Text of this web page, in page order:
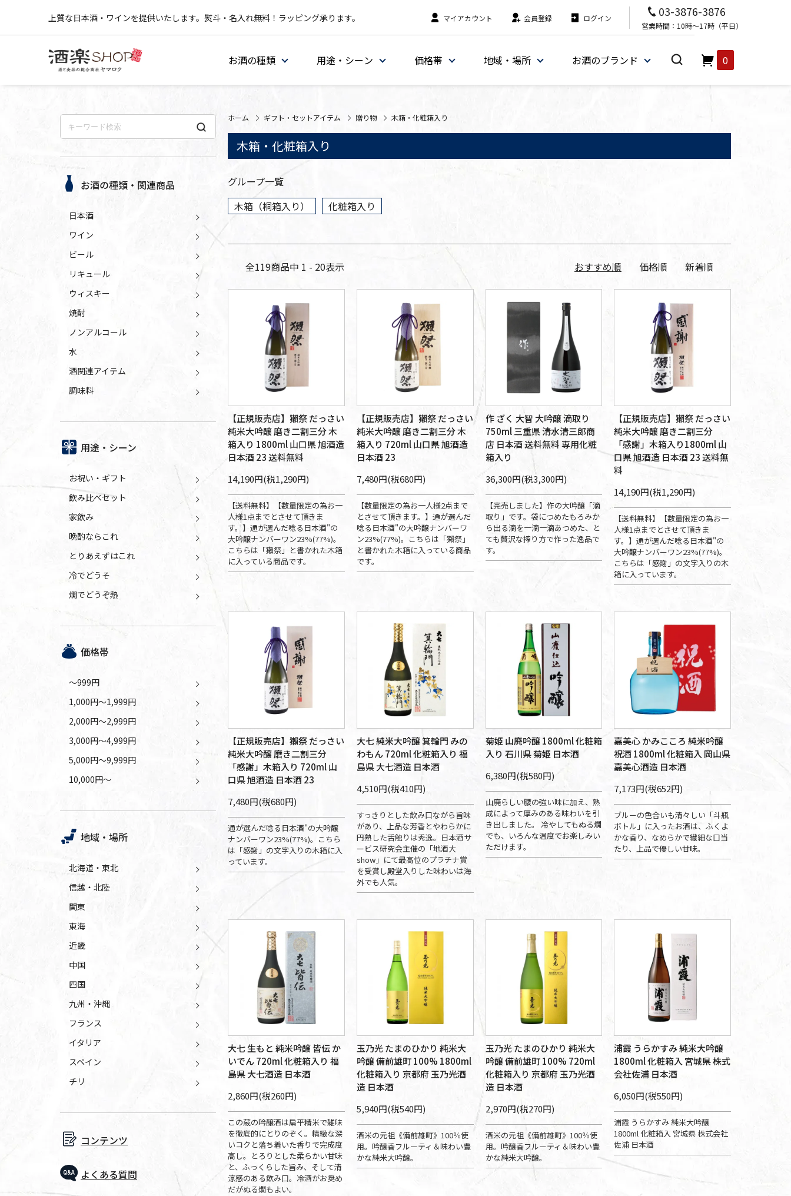
上質な日本酒・ワインを提供いたします。熨斗・名入れ無料！ラッピング承ります。 マイアカウント 会員登録 ログイン 03-3876-3876
営業時間：10時～17時（平日）
お酒の種類 用途・シーン 価格帯 地域・場所 お酒のブランド 0
ホーム ギフト・セットアイテム 贈り物 木箱・化粧箱入り
木箱・化粧箱入り
グループ一覧
木箱（桐箱入り）
化粧箱入り
全119商品中 1 - 20表示 おすすめ順 価格順 新着順
【正規販売店】獺祭 だっさい
純米大吟醸 磨き二割三分 木
箱入り 1800ml 山口県 旭酒造
日本酒 23 送料無料
14,190円(税1,290円)
【送料無料】【数量限定の為お一
人様1点までとさせて頂きま
す。】通が選んだ唸る日本酒"の
大吟醸ナンバーワン23%(77%)。
こちらは「獺祭」と書かれた木箱
に入っている商品です。
【正規販売店】獺祭 だっさい
純米大吟醸 磨き二割三分 木
箱入り 720ml 山口県 旭酒造
日本酒 23
7,480円(税680円)
【数量限定の為お一人様2点まで
とさせて頂きます。】通が選んだ
唸る日本酒"の大吟醸ナンバーワ
ン23%(77%)。こちらは「獺祭」
と書かれた木箱に入っている商品
です。
作 ざく 大智 大吟醸 滴取り
750ml 三重県 清水清三郎商
店 日本酒 送料無料 専用化粧
箱入り
36,300円(税3,300円)
【完売しました】作の大吟醸「滴
取り」です。袋につめたもろみか
ら出る滴を一滴一滴あつめた、と
ても贅沢な搾り方で作った逸品で
す。
【正規販売店】獺祭 だっさい
純米大吟醸 磨き二割三分
「感謝」木箱入り1800ml 山
口県 旭酒造 日本酒 23 送料無
料
14,190円(税1,290円)
【送料無料】【数量限定の為お一
人様1点までとさせて頂きま
す。】通が選んだ唸る日本酒"の
大吟醸ナンバーワン23%(77%)。
こちらは「感謝」の文字入りの木
箱に入っています。
【正規販売店】獺祭 だっさい
純米大吟醸 磨き二割三分
「感謝」木箱入り 720ml 山
口県 旭酒造 日本酒 23
7,480円(税680円)
通が選んだ唸る日本酒"の大吟醸
ナンバーワン23%(77%)。こちら
は「感謝」の文字入りの木箱に入
っています。
大七 純米大吟醸 箕輪門 みの
わもん 720ml 化粧箱入り 福
島県 大七酒造 日本酒
4,510円(税410円)
すっきりとした飲み口ながら旨味
があり、上品な芳香とやわらかに
円熟した舌触りは秀逸。日本酒サ
ービス研究会主催の「地酒大
show」にて最高位のプラチナ賞
を受賞し殿堂入りした味わいは海
外でも人気。
菊姫 山廃吟醸 1800ml 化粧箱
入り 石川県 菊姫 日本酒
6,380円(税580円)
山廃らしい腰の強い味に加え、熟
成によって厚みのある味わいを引
き出しました。 冷やしてもぬる燗
でも、いろんな温度でお楽しみい
ただけます。
嘉美心 かみこころ 純米吟醸
祝酒 1800ml 化粧箱入 岡山県
嘉美心酒造 日本酒
7,173円(税652円)
ブルーの色合いも清々しい「斗瓶
ボトル」に入ったお酒は、ふくよ
かな香り、なめらかで繊細な口当
たり、上品で優しい甘味。
大七 生もと 純米吟醸 皆伝 か
いでん 720ml 化粧箱入り 福
島県 大七酒造 日本酒
2,860円(税260円)
この蔵の吟醸酒は扁平精米で雑味
を徹底的にとりのぞく。精緻な深
いコクと落ち着いた香りで完成度
高し。とろりとした柔らかい甘味
と、ふっくらした旨み、そして清
涼感のある飲み口。冷酒がお奨め
だがぬる燗もよい。
玉乃光 たまのひかり 純米大
吟醸 備前雄町 100% 1800ml
化粧箱入り 京都府 玉乃光酒
造 日本酒
5,940円(税540円)
酒米の元祖《備前雄町》100％使
用。吟醸香フルーティ＆味わい豊
かな純米大吟醸。
玉乃光 たまのひかり 純米大
吟醸 備前雄町 100% 720ml
化粧箱入り 京都府 玉乃光酒
造 日本酒
2,970円(税270円)
酒米の元祖《備前雄町》100％使
用。吟醸香フルーティ＆味わい豊
かな純米大吟醸。
浦霞 うらかすみ 純米大吟醸
1800ml 化粧箱入 宮城県 株式
会社佐浦 日本酒
6,050円(税550円)
浦霞 うらかすみ 純米大吟醸
1800ml 化粧箱入 宮城県 株式会社
佐浦 日本酒
お酒の種類・関連商品
日本酒
ワイン
ビール
リキュール
ウィスキー
焼酎
ノンアルコール
水
酒関連アイテム
調味料
用途・シーン
お祝い・ギフト
飲み比べセット
家飲み
晩酌ならこれ
とりあえずはこれ
冷でどうそ
燗でどうぞ熱
価格帯
～999円
1,000円～1,999円
2,000円～2,999円
3,000円～4,999円
5,000円～9,999円
10,000円～
地域・場所
北海道・東北
信越・北陸
関東
東海
近畿
中国
四国
九州・沖縄
フランス
イタリア
スペイン
チリ
コンテンツ
よくある質問